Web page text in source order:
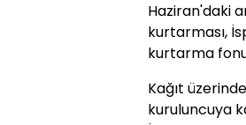
Haziran'daki
kurtarması,
kurtarma
Kağıt
kuruluncuya